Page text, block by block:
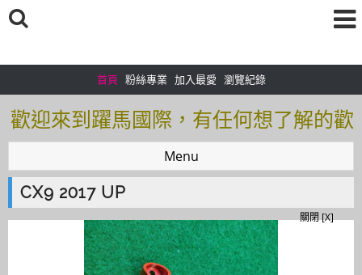
首頁 粉絲專業 加入最愛 瀏覽紀錄
歡迎來到躍馬國際，有任何想了解的歡
迎加入＠官方帳號：＠tof5459i 聯繫電
話0925166083
歡迎來到躍馬國際，有任何想了解的歡
迎加入＠官方帳號：＠tof5459i 聯繫電
話0925166083
Menu
CX9 2017 UP
關閉 [X]